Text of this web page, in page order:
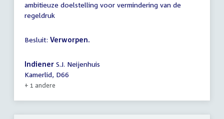
ambitieuze doelstelling voor vermindering van de
regeldruk
Besluit: Verworpen.
Indiener S.J. Neijenhuis
Kamerlid, D66
+ 1 andere